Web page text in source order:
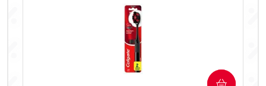
COMPRAR